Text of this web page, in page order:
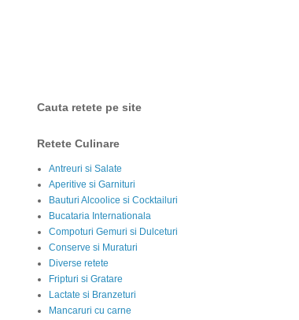
Cauta retete pe site
Retete Culinare
Antreuri si Salate
Aperitive si Garnituri
Bauturi Alcoolice si Cocktailuri
Bucataria Internationala
Compoturi Gemuri si Dulceturi
Conserve si Muraturi
Diverse retete
Fripturi si Gratare
Lactate si Branzeturi
Mancaruri cu carne